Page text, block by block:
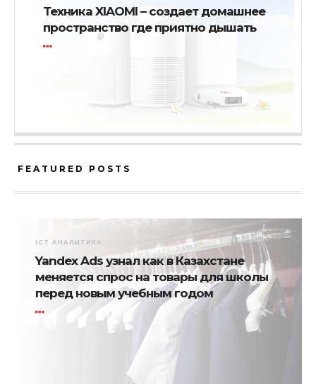
Техника XIAOMI – создает домашнее
пространство где приятно дышать
FEATURED POSTS
ICT АНАЛИТИКА
Yandex Ads узнал как в Казахстане
меняется спрос на товары для школы
перед новым учебным годом